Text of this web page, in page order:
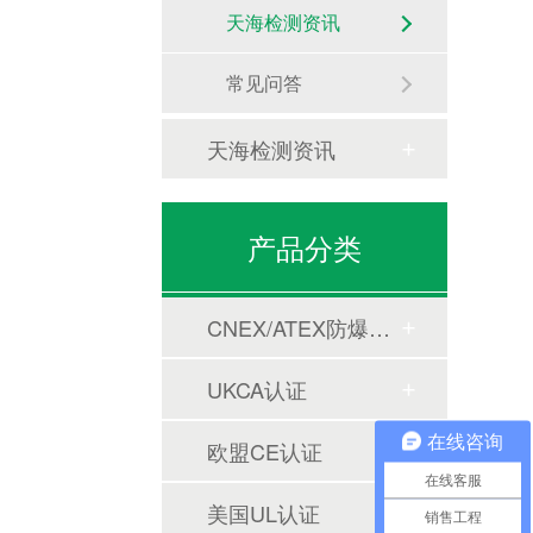
天海检测资讯
常见问答
天海检测资讯
产品分类
CNEX/ATEX防爆合格证
UKCA认证
欧盟CE认证
美国UL认证
在线咨询
在线客服
销售工程